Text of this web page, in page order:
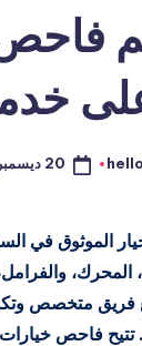
20 ديسمبر 2025
المحرك،
فاحص